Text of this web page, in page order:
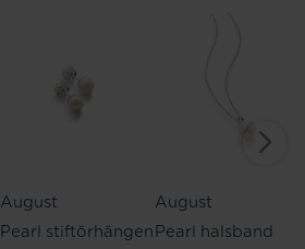
August
Pearl stiftörhängen
August
Pearl halsband